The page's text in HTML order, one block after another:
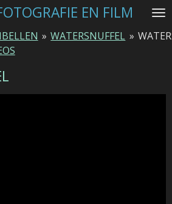
EN FILM
» WATERSNUFFEL »